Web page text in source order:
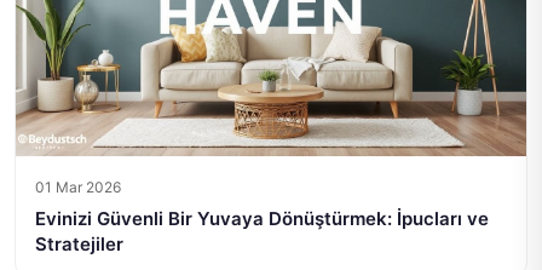
01 Mar 2026
Evinizi Güvenli Bir Yuvaya Dönüştürmek: İpucları ve
Stratejiler